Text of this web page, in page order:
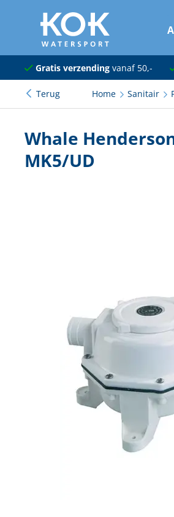
naar hoofdinhoudNavigatie
Dekuitrusting
Onderhoud en verf
Tuigage en dekbeslag
Veiligheid
Boten, toebehoren en
Meubels en lifestyle
Gratis verzendingvanaf 50,-
Terug Home Sanitair
Whale
MK5/UD